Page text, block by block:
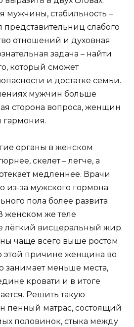
мужчины, стабильность –
слабого
отношений и духовная
задача – найти
который сможет
и достатке семьи.
мужчин больше
сторона вопроса, женщин
гармония.
органы в женском
скелет – легче, а
медленнее. Врачи
из-за мужского гормона
пола более развита
женском же теле
лёгкий висцеральный жир.
чаще всего выше ростом
этой причине женщина во
занимает меньше места,
кровати и в итоге
Решить такую
пенный матрас, состоящий
половинок, стыка между